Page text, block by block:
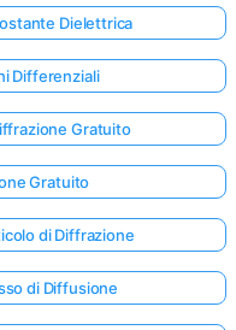
Dielettrica
Differenziali
Gratuito
Gratuito
di Diffrazione
di Diffusione